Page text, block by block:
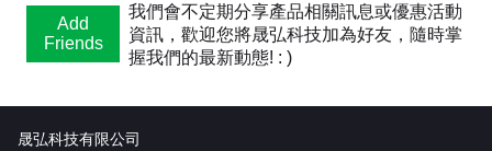
Add
Friends
我們會不定期分享產品相關訊息或優惠活動
資訊，歡迎您將晟弘科技加為好友，隨時掌
握我們的最新動態! : )
晟弘科技有限公司